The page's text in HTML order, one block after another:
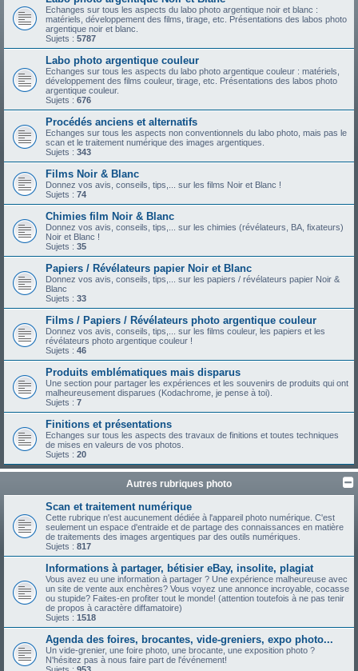
Echanges sur tous les aspects du labo photo argentique noir et blanc :
matériels, développement des films, tirage, etc. Présentations des labos photo
argentique noir et blanc.
Sujets : 5787
Labo photo argentique couleur
Echanges sur tous les aspects du labo photo argentique couleur : matériels,
développement des films couleur, tirage, etc. Présentations des labos photo
argentique couleur.
Sujets : 676
Procédés anciens et alternatifs
Echanges sur tous les aspects non conventionnels du labo photo, mais pas le
scan et le traitement numérique des images argentiques.
Sujets : 343
Films Noir & Blanc
Donnez vos avis, conseils, tips,... sur les films Noir et Blanc !
Sujets : 74
Chimies film Noir & Blanc
Donnez vos avis, conseils, tips,... sur les chimies (révélateurs, BA, fixateurs)
Noir et Blanc !
Sujets : 35
Papiers / Révélateurs papier Noir et Blanc
Donnez vos avis, conseils, tips,... sur les papiers / révélateurs papier Noir &
Blanc
Sujets : 33
Films / Papiers / Révélateurs photo argentique couleur
Donnez vos avis, conseils, tips,... sur les films couleur, les papiers et les
révélateurs photo argentique couleur !
Sujets : 46
Produits emblématiques mais disparus
Une section pour partager les expériences et les souvenirs de produits qui ont
malheureusement disparues (Kodachrome, je pense à toi).
Sujets : 7
Finitions et présentations
Echanges sur tous les aspects des travaux de finitions et toutes techniques
de mises en valeurs de vos photos.
Sujets : 20
Autres rubriques photo
Scan et traitement numérique
Cette rubrique n'est aucunement dédiée à l'appareil photo numérique. C'est
seulement un espace d'entraide et de partage des connaissances en matière
de traitements des images argentiques par des outils numériques.
Sujets : 817
Informations à partager, bétisier eBay, insolite, plagiat
Vous avez eu une information à partager ? Une expérience malheureuse avec
un site de vente aux enchères? Vous voyez une annonce incroyable, cocasse
ou stupide? Faites-en profiter tout le monde! (attention toutefois à ne pas tenir
de propos à caractère diffamatoire)
Sujets : 1518
Agenda des foires, brocantes, vide-greniers, expo photo...
Un vide-grenier, une foire photo, une brocante, une exposition photo ?
N'hésitez pas à nous faire part de l'événement!